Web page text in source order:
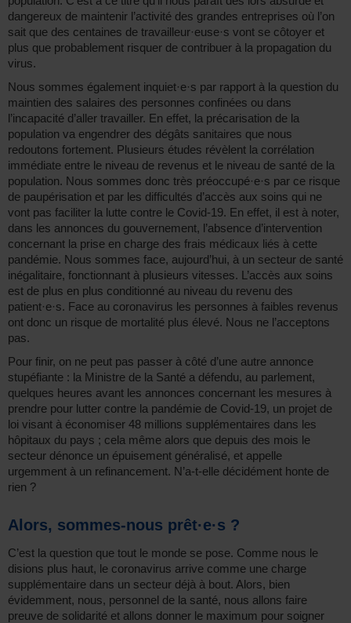
dangereux de maintenir l’activité des grandes entreprises où l’on
sait que des centaines de travailleur·euse·s vont se côtoyer et
plus que probablement risquer de contribuer à la propagation du
virus.
Nous sommes également inquiet·e·s par rapport à la question du
maintien des salaires des personnes confinées ou dans
l’incapacité d’aller travailler. En effet, la précarisation de la
population va engendrer des dégâts sanitaires que nous
redoutons fortement. Plusieurs études révèlent la corrélation
immédiate entre le niveau de revenus et le niveau de santé de la
population. Nous sommes donc très préoccupé·e·s par ce risque
de paupérisation et par les difficultés d’accès aux soins qui ne
vont pas faciliter la lutte contre le Covid-19. En effet, il est à noter,
dans les annonces du gouvernement, l’absence d’intervention
concernant la prise en charge des frais médicaux liés à cette
pandémie. Nous sommes face, aujourd’hui, à un secteur de santé
inégalitaire, fonctionnant à plusieurs vitesses. L’accès aux soins
est de plus en plus conditionné au niveau du revenu des
patient·e·s. Face au coronavirus les personnes à faibles revenus
ont donc un risque de mortalité plus élevé. Nous ne l’acceptons
pas.
Pour finir, on ne peut pas passer à côté d’une autre annonce
stupéfiante : la Ministre de la Santé a défendu, au parlement,
quelques heures avant les annonces concernant les mesures à
prendre pour lutter contre la pandémie de Covid-19, un projet de
loi visant à économiser 48 millions supplémentaires dans les
hôpitaux du pays ; cela même alors que depuis des mois le
secteur dénonce un épuisement généralisé, et appelle
urgemment à un refinancement. N’a-t-elle décidément honte de
rien ?
Alors, sommes-nous prêt·e·s ?
C’est la question que tout le monde se pose. Comme nous le
disions plus haut, le coronavirus arrive comme une charge
supplémentaire dans un secteur déjà à bout. Alors, bien
évidemment, nous, personnel de la santé, nous allons faire
preuve de solidarité et allons donner le maximum pour soigner